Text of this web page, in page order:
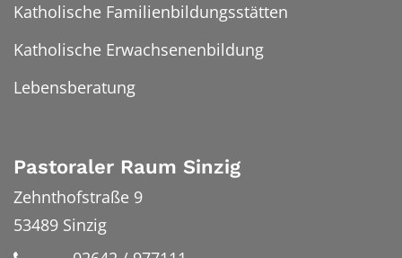
Katholische Familienbildungsstätten
Katholische Erwachsenenbildung
Lebensberatung
Pastoraler Raum Sinzig
Zehnthofstraße 9
53489 Sinzig